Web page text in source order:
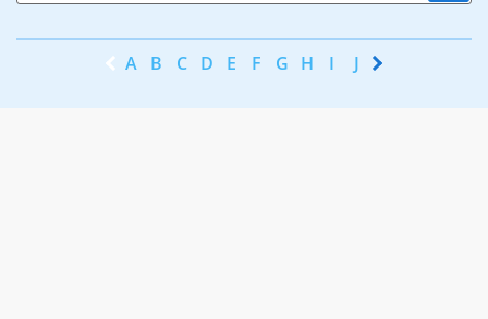
A B C D E F G H I J K